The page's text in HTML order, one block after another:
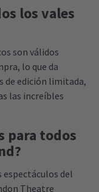
los vales
son válidos
lo que da
de edición limitada,
las increíbles
para todos
espectáculos del
Theatre